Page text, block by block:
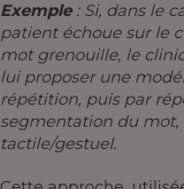
Exemple : Si, dans le
patient échoue sur le
mot grenouille, le
lui proposer une
répétition, puis par
segmentation du mot,
tactile/gestuel.